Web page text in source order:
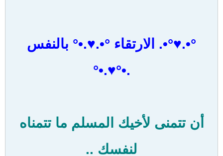
°•.♥°•. الارتقاء °•.♥.•° بالنفس
.•°♥.•°
أن تتمنى لأخيك المسلم ما تتمناه
لنفسك ..